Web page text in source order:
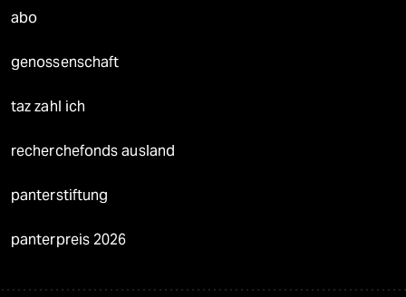
abo
genossenschaft
taz zahl ich
recherchefonds ausland
panterstiftung
panterpreis 2026